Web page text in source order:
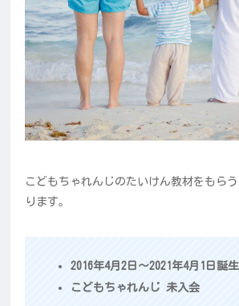
こどもちゃれんじのたいけん教材をもら
ります。
2016年4月2日～2021年4月1日誕生
こどもちゃれんじ 未入会